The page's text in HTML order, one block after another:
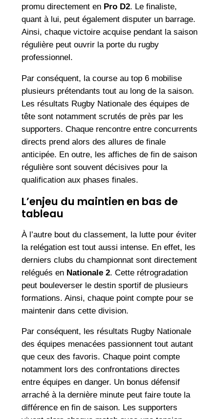
promu directement en Pro D2. Le finaliste,
quant à lui, peut également disputer un barrage.
Ainsi, chaque victoire acquise pendant la saison
régulière peut ouvrir la porte du rugby
professionnel.
Par conséquent, la course au top 6 mobilise
plusieurs prétendants tout au long de la saison.
Les résultats Rugby Nationale des équipes de
tête sont notamment scrutés de près par les
supporters. Chaque rencontre entre concurrents
directs prend alors des allures de finale
anticipée. En outre, les affiches de fin de saison
régulière sont souvent décisives pour la
qualification aux phases finales.
L’enjeu du maintien en bas de
tableau
À l’autre bout du classement, la lutte pour éviter
la relégation est tout aussi intense. En effet, les
derniers clubs du championnat sont directement
relégués en Nationale 2. Cette rétrogradation
peut bouleverser le destin sportif de plusieurs
formations. Ainsi, chaque point compte pour se
maintenir dans cette division.
Par conséquent, les résultats Rugby Nationale
des équipes menacées passionnent tout autant
que ceux des favoris. Chaque point compte
notamment lors des confrontations directes
entre équipes en danger. Un bonus défensif
arraché à la dernière minute peut faire toute la
différence en fin de saison. Les supporters